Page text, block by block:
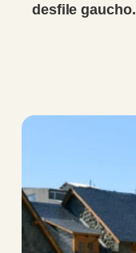
desfile gaucho.